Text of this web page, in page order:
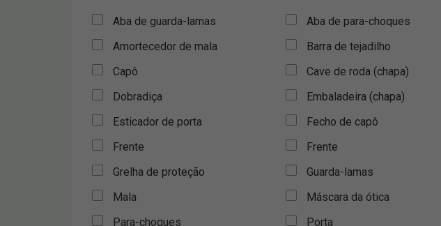
Aba de guarda-lamas Aba de para-choques
Amortecedor de mala
Barra de tejadilho
Capô
Cave de roda (chapa)
Dobradiça
Embaladeira (chapa)
Esticador de porta
Fecho de capô
Frente
Frente
Grelha de proteção
Guarda-lamas
Mala
Máscara da ótica
Para-choques
Porta